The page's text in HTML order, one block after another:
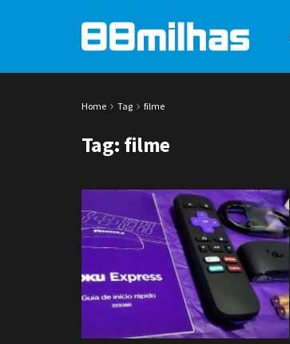
Home Tag filme
Tag: filme